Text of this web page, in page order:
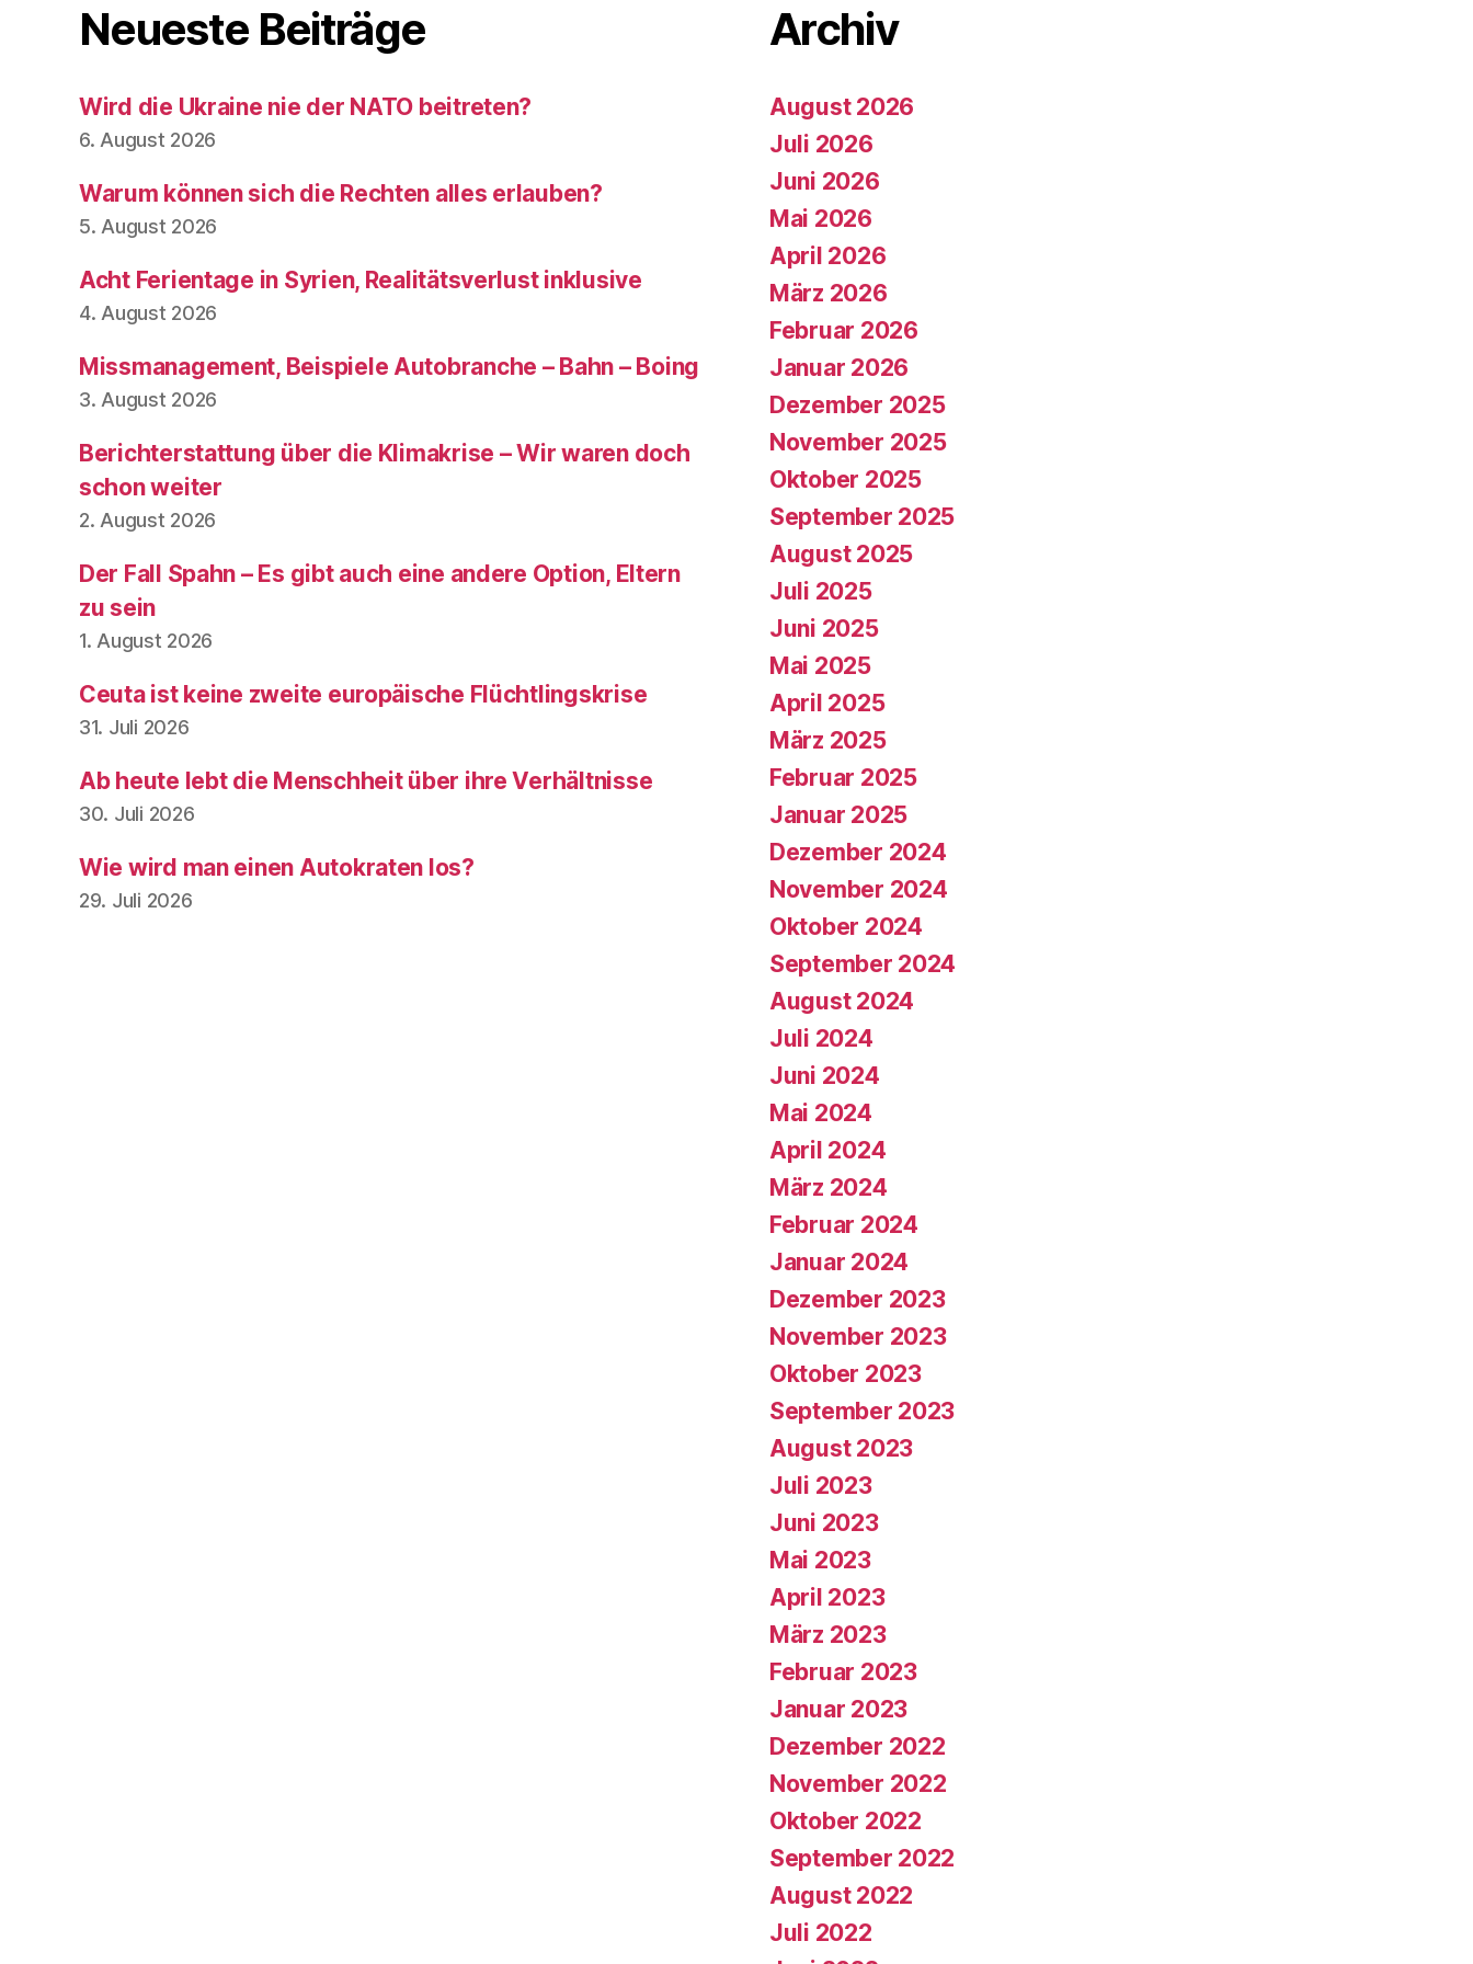
Neueste Beiträge
Wird die Ukraine nie der NATO beitreten?
6. August 2026
Warum können sich die Rechten alles erlauben?
5. August 2026
Acht Ferientage in Syrien, Realitätsverlust inklusive
4. August 2026
Missmanagement, Beispiele Autobranche – Bahn – Boing
3. August 2026
Berichterstattung über die Klimakrise – Wir waren doch
schon weiter
2. August 2026
Der Fall Spahn – Es gibt auch eine andere Option, Eltern
zu sein
1. August 2026
Ceuta ist keine zweite europäische Flüchtlingskrise
31. Juli 2026
Ab heute lebt die Menschheit über ihre Verhältnisse
30. Juli 2026
Wie wird man einen Autokraten los?
29. Juli 2026
Archiv
August 2026
Juli 2026
Juni 2026
Mai 2026
April 2026
März 2026
Februar 2026
Januar 2026
Dezember 2025
November 2025
Oktober 2025
September 2025
August 2025
Juli 2025
Juni 2025
Mai 2025
April 2025
März 2025
Februar 2025
Januar 2025
Dezember 2024
November 2024
Oktober 2024
September 2024
August 2024
Juli 2024
Juni 2024
Mai 2024
April 2024
März 2024
Februar 2024
Januar 2024
Dezember 2023
November 2023
Oktober 2023
September 2023
August 2023
Juli 2023
Juni 2023
Mai 2023
April 2023
März 2023
Februar 2023
Januar 2023
Dezember 2022
November 2022
Oktober 2022
September 2022
August 2022
Juli 2022